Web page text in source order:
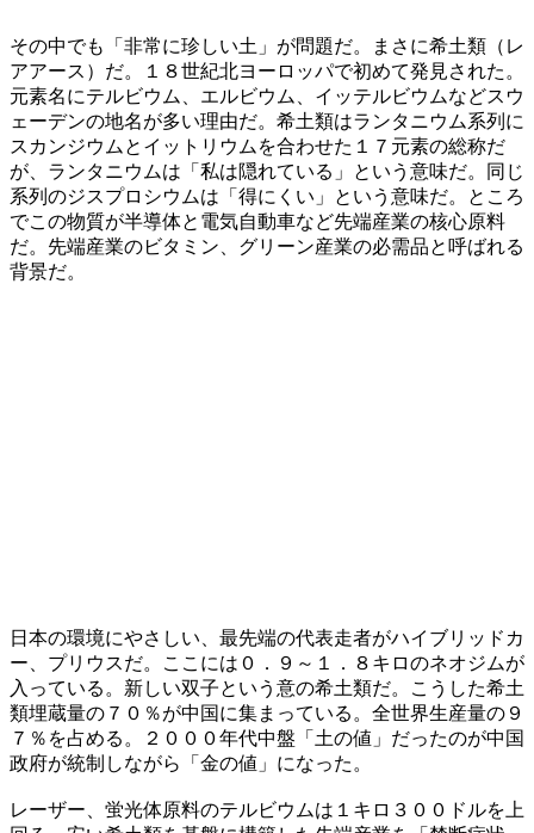
その中でも「非常に珍しい土」が問題だ。まさに希土類（レ
アアース）だ。１８世紀北ヨーロッパで初めて発見された。
元素名にテルビウム、エルビウム、イッテルビウムなどスウ
ェーデンの地名が多い理由だ。希土類はランタニウム系列に
スカンジウムとイットリウムを合わせた１７元素の総称だ
が、ランタニウムは「私は隠れている」という意味だ。同じ
系列のジスプロシウムは「得にくい」という意味だ。ところ
でこの物質が半導体と電気自動車など先端産業の核心原料
だ。先端産業のビタミン、グリーン産業の必需品と呼ばれる
背景だ。
日本の環境にやさしい、最先端の代表走者がハイブリッドカ
ー、プリウスだ。ここには０．９～１．８キロのネオジムが
入っている。新しい双子という意の希土類だ。こうした希土
類埋蔵量の７０％が中国に集まっている。全世界生産量の９
７％を占める。２０００年代中盤「土の値」だったのが中国
政府が統制しながら「金の値」になった。
レーザー、蛍光体原料のテルビウムは１キロ３００ドルを上